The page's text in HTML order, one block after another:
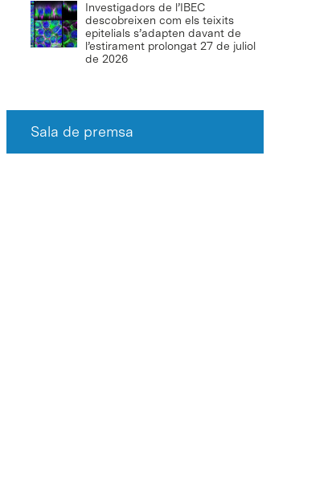
Investigadors de l’IBEC
descobreixen com els teixits
epitelials s’adapten davant de
l’estirament prolongat 27 de juliol
de 2026
Sala de premsa